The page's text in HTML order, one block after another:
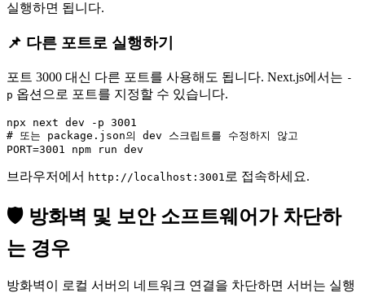
실행하면 됩니다.
📌 다른 포트로 실행하기
포트 3000 대신 다른 포트를 사용해도 됩니다. Next.js에서는 -
p 옵션으로 포트를 지정할 수 있습니다.
npx next dev -p 3001
# 또는 package.json의 dev 스크립트를 수정하지 않고
브라우저에서 http://localhost:3001 로 접속하세요.
🛡️ 방화벽 및 보안 소프트웨어가 차단하
는 경우
방화벽이 로컬 서버의 네트워크 연결을 차단하면 서버는 실행